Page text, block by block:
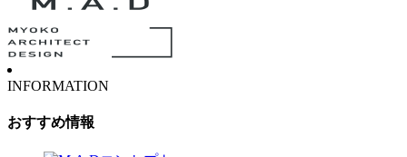
INFORMATION
おすすめ情報